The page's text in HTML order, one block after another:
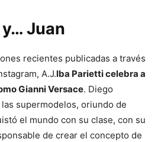
Juan
recientes publicadas a través
A.J.lba Parietti celebra a
Gianni Versace. Diego
supermodelos, oriundo de
el mundo con su clase, con su
de crear el concepto de